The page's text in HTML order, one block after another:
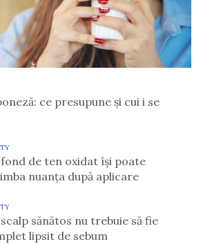
ce presupune și cui i se
de ten oxidat își poate
nuanța după aplicare
sănătos nu trebuie să fie
lipsit de sebum